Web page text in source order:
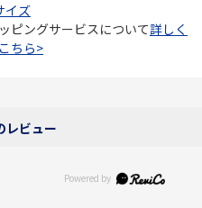
イズ
ピングサービスについて詳しく
ちら>
レビュー